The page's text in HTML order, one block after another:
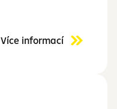
Více informací